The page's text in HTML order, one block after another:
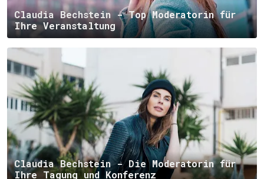
Claudia Bechstein - Top Moderatorin für
Ihre Veranstaltung
Claudia Bechstein - Die Moderatorin für
Ihre Tagung und Konferenz